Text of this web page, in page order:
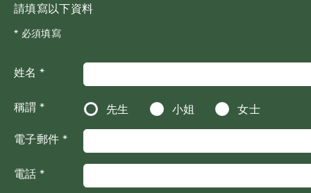
請填寫以下資料
* 必須填寫
姓名 *
稱謂 * 先生 小姐
女士
電子郵件 *
電話 *